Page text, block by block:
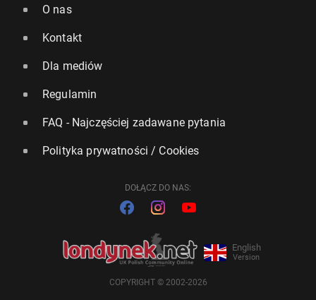
O nas
Kontakt
Dla mediów
Regulamin
FAQ - Najczęściej zadawane pytania
Polityka prywatności / Cookies
DOŁĄCZ DO NAS:
English
Version
COPYRIGHT © 2002-2026